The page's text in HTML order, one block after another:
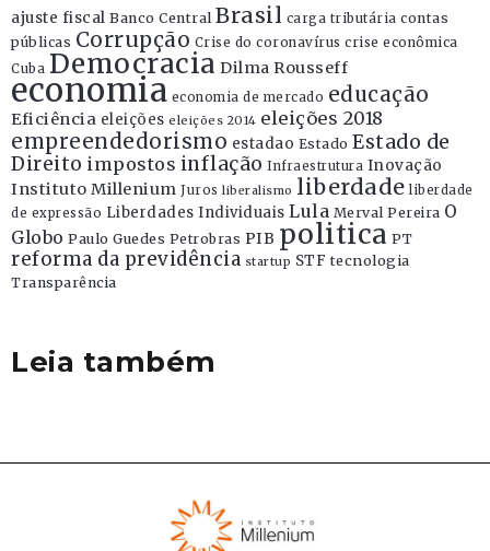
ajuste fiscal Banco Central Brasil carga tributária contas
públicas Corrupção Crise do coronavírus crise econômica
Cuba Democracia Dilma Rousseff
economia economia de mercado educação
Eficiência eleições eleições 2014 eleições 2018
empreendedorismo estadao Estado Estado de
Direito impostos inflação Infraestrutura Inovação
Instituto Millenium Juros liberalismo liberdade liberdade
de expressão Liberdades Individuais Lula Merval Pereira O
Globo Paulo Guedes Petrobras PIB politica PT
reforma da previdência startup STF tecnologia
Transparência
Leia também